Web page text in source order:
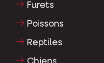
Furets
Poissons
Reptiles